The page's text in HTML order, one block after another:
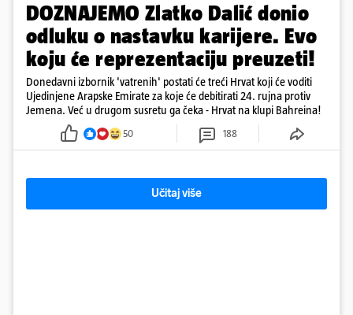
DOZNAJEMO Zlatko Dalić donio
odluku o nastavku karijere. Evo
koju će reprezentaciju preuzeti!
Donedavni izbornik 'vatrenih' postati će treći Hrvat koji će voditi
Ujedinjene Arapske Emirate za koje će debitirati 24. rujna protiv
Jemena. Već u drugom susretu ga čeka - Hrvat na klupi Bahreina!
50 188
Učitaj više